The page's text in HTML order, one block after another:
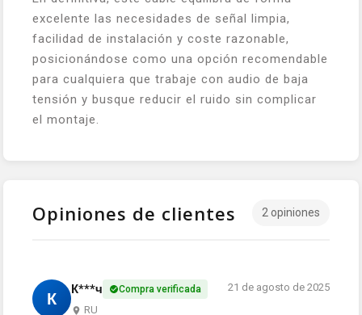
excelente las necesidades de señal limpia,
facilidad de instalación y coste razonable,
posicionándose como una opción recomendable
para cualquiera que trabaje con audio de baja
tensión y busque reducir el ruido sin complicar
el montaje.
Opiniones de clientes 2 opiniones
К К***ч Compra verificada
RU
21 de agosto de 2025